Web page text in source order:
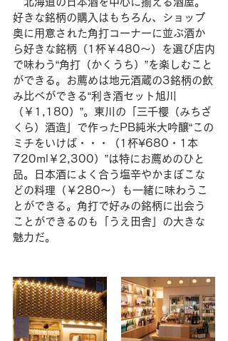
好きな銘柄の購入はもちろん、ショップ
奥に用意された角打コーナーに並ぶ酒か
ら好きな銘柄（1杯￥480〜）を選び店内
で味わう“角打（かくうち）”を楽しむこと
ができる。お薦めは地元酒蔵の3銘柄の飲
み比べができる“利き酒セット旭川
（￥1,180）”。東川の「三千櫻（みちざ
くら）酒造」で作ったPB純米大吟醸“この
ミチをいけば・・・（1杯¥680・1本
720ml￥2,300）”は特にお薦めのひと
品。日本酒によく合う塩辛やかまぼこな
どの料理（￥280〜）も一緒に味わうこ
とができる。角打で好みの銘柄に出会う
ことができるのも「うえ田舎」の大きな
魅力だ。